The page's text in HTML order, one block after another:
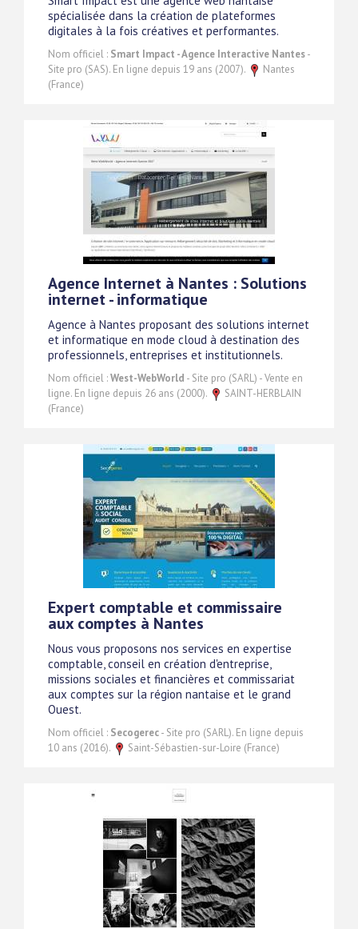
spécialisée dans la création de plateformes
digitales à la fois créatives et performantes.
Nom officiel : Smart Impact - Agence Interactive Nantes-
Site pro (SAS). En ligne depuis 19 ans (2007).
Nantes
(France)
Agence Internet à Nantes : Solutions
internet - informatique
Agence à Nantes proposant des solutions internet
et informatique en mode cloud à destination des
professionnels, entreprises et institutionnels.
Nom officiel :West-WebWorld - Site pro (SARL) - Vente en
ligne. En ligne depuis 26 ans (2000).
SAINT-HERBLAIN
(France)
Expert comptable et commissaire
aux comptes à Nantes
Nous vous proposons nos services en expertise
comptable, conseil en création d'entreprise,
missions sociales et financières et commissariat
aux comptes sur la région nantaise et le grand
Ouest.
Nom officiel : Secogerec- Site pro (SARL). En ligne depuis
10 ans (2016).
Saint-Sébastien-sur-Loire (France)